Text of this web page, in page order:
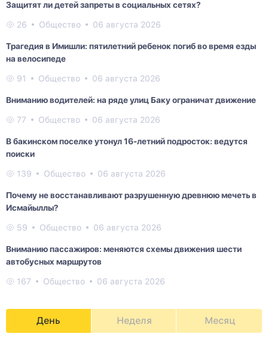
Защитят ли детей запреты в социальных сетях?
26 Общество 06 августа 2026
Трагедия в Имишли: пятилетний ребенок погиб во время езды
на велосипеде
91 Общество 06 августа 2026
Вниманию водителей: на ряде улиц Баку ограничат движение
77 Общество 06 августа 2026
В бакинском поселке утонул 16-летний подросток: ведутся
поиски
139 Общество 06 августа 2026
Почему не восстанавливают разрушенную древнюю мечеть в
Исмайыллы?
59 Общество 06 августа 2026
Вниманию пассажиров: меняются схемы движения шести
автобусных маршрутов
167 Общество 06 августа 2026
День Неделя Месяц